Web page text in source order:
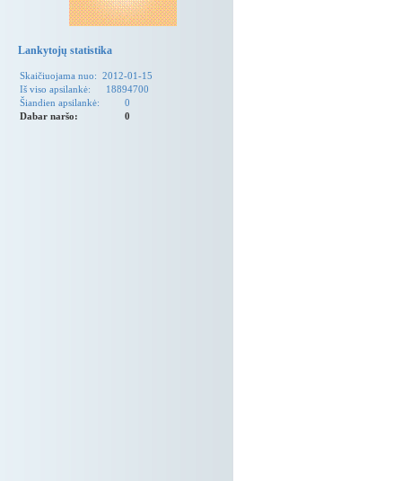
Lankytojų statistika
Skaičiuojama nuo: 2012-01-15
Iš viso apsilankė:
18894700
Šiandien apsilankė:
0
Dabar naršo:
0